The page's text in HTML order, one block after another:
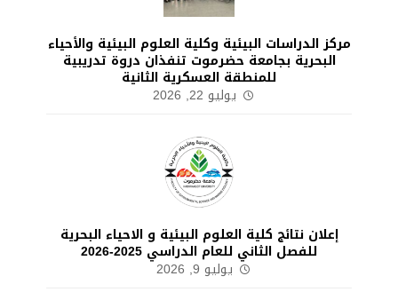
مركز الدراسات البيئية وكلية العلوم البيئية والأحياء
البحرية بجامعة حضرموت تنفذان دروة تدريبية
للمنطقة العسكرية الثانية
يوليو 22, 2026
إعلان نتائج كلية العلوم البيئية و الاحياء البحرية
للفصل الثاني للعام الدراسي 2025-2026
يوليو 9, 2026